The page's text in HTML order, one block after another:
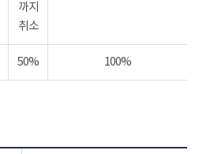
까지
취소
50% 100%